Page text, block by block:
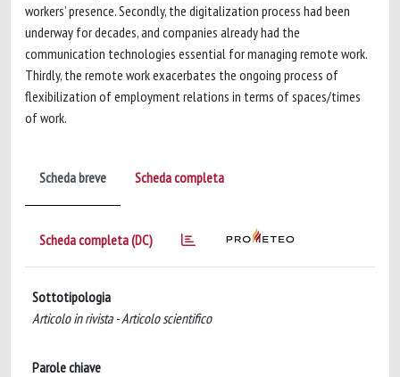
workers’ presence. Secondly, the digitalization process had been
underway for decades, and companies already had the
communication technologies essential for managing remote work.
Thirdly, the remote work exacerbates the ongoing process of
flexibilization of employment relations in terms of spaces/times
of work.
Scheda breve Scheda completa
Scheda completa (DC)
Sottotipologia
Articolo in rivista - Articolo scientifico
Parole chiave